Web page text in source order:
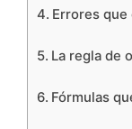
Errores
La regla de
Fórmulas